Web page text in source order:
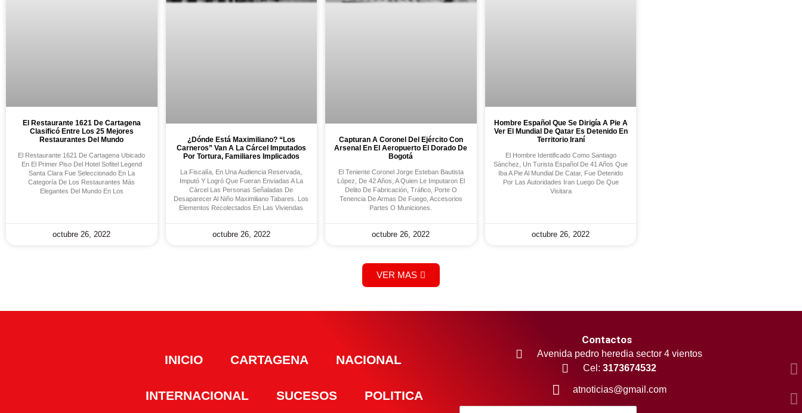
El Restaurante 1621 De Cartagena
Clasificó Entre Los 25 Mejores
Restaurantes Del Mundo
El Restaurante 1621 De Cartagena Ubicado
En El Primer Piso Del Hotel Sofitel Legend
Santa Clara Fue Seleccionado En La
Categoría De Los Restaurantes Más
Elegantes Del Mundo En Los
octubre 26, 2022
¿Dónde Está Maximiliano? “Los
Carneros” Van A La Cárcel Imputados
Por Tortura, Familiares Implicados
La Fiscalía, En Una Audiencia Reservada,
Imputó Y Logró Que Fueran Enviadas A La
Cárcel Las Personas Señaladas De
Desaparecer Al Niño Maximiliano Tabares. Los
Elementos Recolectados En Las Viviendas
octubre 26, 2022
Capturan A Coronel Del Ejército Con
Arsenal En El Aeropuerto El Dorado De
Bogotá
El Teniente Coronel Jorge Esteban Bautista
López, De 42 Años, A Quien Le Imputaron El
Delito De Fabricación, Tráfico, Porte O
Tenencia De Armas De Fuego, Accesorios
Partes O Municiones.
octubre 26, 2022
Hombre Español Que Se Dirigía A Pie A
Ver El Mundial De Qatar Es Detenido En
Territorio Iraní
El Hombre Identificado Como Santiago
Sánchez, Un Turista Español De 41 Años Que
Iba A Pie Al Mundial De Catar, Fue Detenido
Por Las Autoridades Iran Luego De Que
Visitara
octubre 26, 2022
VER MAS
INICIO CARTAGENA NACIONAL
INTERNACIONAL SUCESOS POLITICA
Contactos
Avenida pedro heredia sector 4 vientos
Cel:3173674532
atnoticias@gmail.com